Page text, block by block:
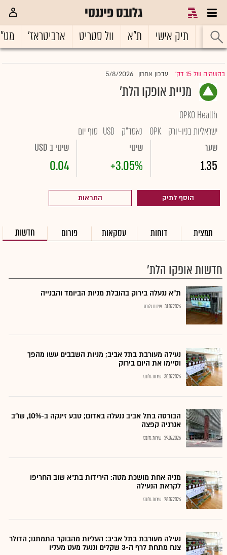
גלובס פיננסי
ראשי תיק אישי ת"א וול סטריט ארביטראז'
בהשהיה של 15 דק' |עדכון אחרון 5/8/2026
מניית אופקו הלת'
OPKO Health
ישראליות בניו-יורק OPK נאסד"ק USD סוף יום
שער
1.35
שינוי
+3.05%
שינוי ב USD
0.04
הוסף לתיק התראות
תמצית דוחות עסקאות פורום חדשות
חדשות אופקו הלת'
ת"א ננעלה בירוק בהובלת מניות הביומד והבנייה
31.07.2026 שירות גלובס
נעילה מעורבת בתל אביב; מניות השבבים עשו מהפך
וסיימו את היום בירוק
30.07.2026 שירות גלובס
הבורסה בתל אביב ננעלה באדום; טבע זינקה ב-10%, שו"ב
אנרגיה קפצה
29.07.2026 שירות גלובס
מניה אחת מושכת מטה: הירידות בת"א שוב החריפו
לקראת הנעילה
28.07.2026 שירות גלובס
נעילה מעורבת בתל אביב: העליות מהבוקר התמתנו; הדולר
צנח מתחת לרף ה-3 שקלים וננעל מעט מעליו